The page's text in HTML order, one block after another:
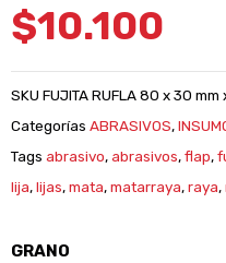
$10.100
SKU FUJITA RUFLA 80 x 30 mm
Categorías ABRASIVOS,
Tags abrasivo,abrasivos,flap,
lija,lijas,mata,matarraya,raya,
GRANO
Rueda